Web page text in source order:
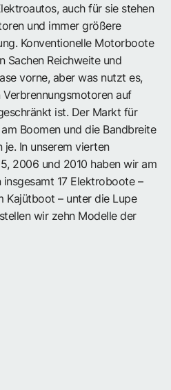
auch für sie stehen
und immer größere
Konventionelle Motorboote
Sachen Reichweite und
vorne, aber was nutzt es,
auf
ist. Der Markt für
Boomen und die Bandbreite
In unserem vierten
2006 und 2010 haben wir am
17 Elektroboote –
Kajütboot – unter die Lupe
wir zehn Modelle der